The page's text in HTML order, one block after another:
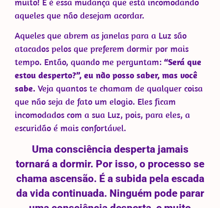
aqueles que não desejam acordar.
Aqueles que abrem as janelas para a Luz são
atacados pelos que preferem dormir por mais
tempo. Então, quando me perguntam: “Será que
estou desperto?”, eu não posso saber, mas você
sabe. Veja quantos te chamam de qualquer coisa
que não seja de fato um elogio. Eles ficam
incomodados com a sua Luz, pois, para eles, a
escuridão é mais confortável.
Uma consciência desperta jamais
tornará a dormir. Por isso, o processo se
chama ascensão. É a subida pela escada
da vida continuada. Ninguém pode parar